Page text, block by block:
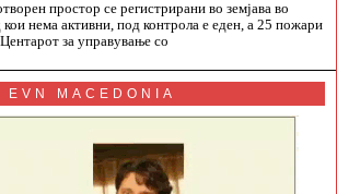
простор се регистрирани во земјава во
нема активни, под контрола е еден, а 25 пожари
за управување со
EVN MACEDONIA